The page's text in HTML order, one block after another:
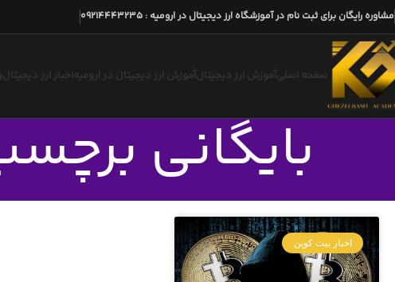
مشاوره رایگان برای ثبت نام در آموزشگاه ارز دیجیتال در ارومیه :
09214443235
صفحه اصلیآموزش ارز دیجیتالآموزش ارز دیجیتال در ارومیه اخبار ارز دیجیتال
بایگانی
اخبار بیت کوین